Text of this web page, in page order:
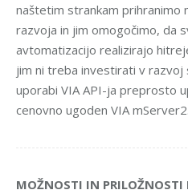
naštetim strankam prihranimo
razvoja in jim omogočimo, da
avtomatizacijo realizirajo
jim ni treba investirati v
uporabi VIA API-ja preprosto
cenovno ugoden VIA mServer2.
MOŽNOSTI IN PRILOŽNOSTI